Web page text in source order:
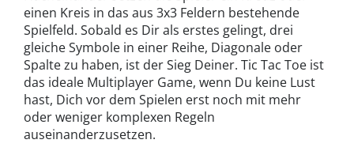
einen Kreis in das aus 3x3 Feldern bestehende
Spielfeld. Sobald es Dir als erstes gelingt, drei
gleiche Symbole in einer Reihe, Diagonale oder
Spalte zu haben, ist der Sieg Deiner. Tic Tac Toe ist
das ideale Multiplayer Game, wenn Du keine Lust
hast, Dich vor dem Spielen erst noch mit mehr
oder weniger komplexen Regeln
auseinanderzusetzen.